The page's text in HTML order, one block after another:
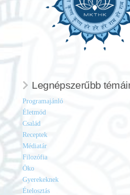
Legnépszerűbb
Programajánló
Életmód
Család
Receptek
Médiatár
Filozófia
Öko
Gyerekeknek
Ételosztás